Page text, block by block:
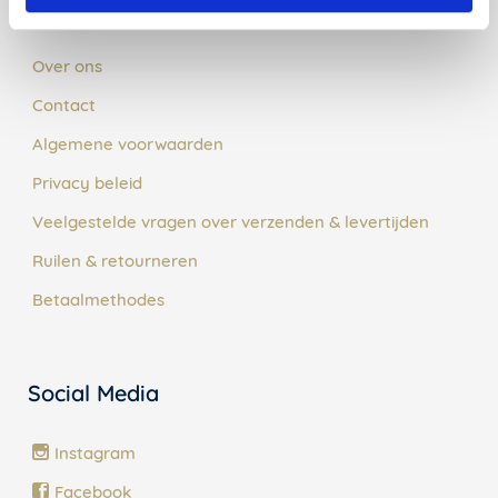
Klantenservice
Over ons
Contact
Algemene voorwaarden
Privacy beleid
Veelgestelde vragen over verzenden & levertijden
Ruilen & retourneren
Betaalmethodes
Social Media
Instagram
Facebook